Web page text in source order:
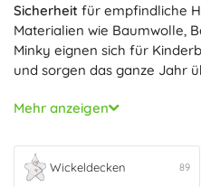
Sicherheit für empfindliche
Materialien wie Baumwolle,
Minky eignen sich für
und sorgen das ganze Jahr
Für wohlige Wärme in der
Kinderdecken– leichte
im Griff. Für Neugeborene
Gefühl von Geborgenheit
Mehr anzeigen
Wickeldecken 89